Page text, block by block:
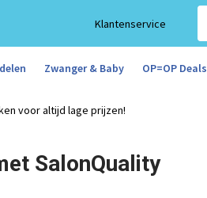
Klantenservice
Zwanger & Baby OP=OP Deals
voor altijd lage prijzen!
SalonQuality